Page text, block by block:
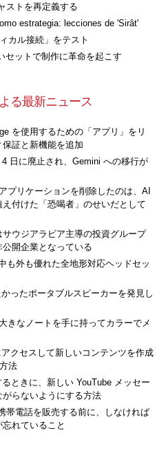
ストを再定義する
estrategia: lecciones de 'Sirât'
カル接続」をテスト
セットで制作に革命を起こす
る最新ニュース
を使用するための「アプリ」をリ
証と新機能を追加
日に廃止され、Gemini への移行が
プリケーションを削除したのは、AI
付けた「恐喝者」のせいだとして
ウジアラビア主導の投資グループ
開企業となっている
も外も優れた全地形対応ヘッドセッ
ったポータブルスピーカーを発見し
きなノートを手に持ってカラーでメ
クセスして新しいコンテンツを作成
法
ときに、新しい YouTube メッセー
らないようにする方法
帯電話を販売する前に、しなければ
れていること